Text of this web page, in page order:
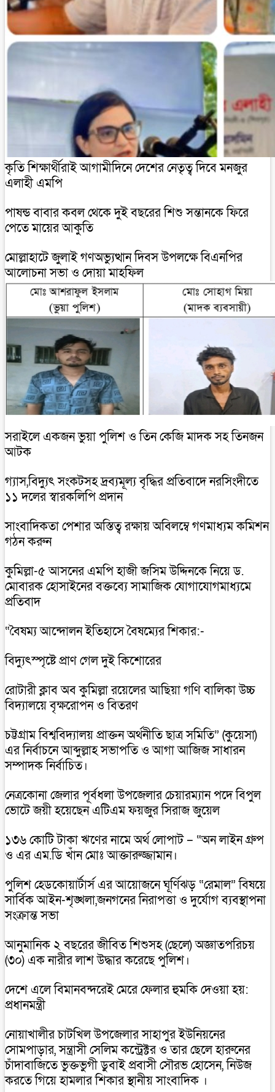
কৃতি শিক্ষার্থীরাই আগামীদিনে দেশের নেতৃত্ব দিবে মনজুর
এলাহী এমপি
পাষন্ড বাবার কবল থেকে দুই বছরের শিশু সন্তানকে ফিরে
পেতে মায়ের আকুতি
মোল্লাহাটে জুলাই গণঅভ্যুত্থান দিবস উপলক্ষে বিএনপির
আলোচনা সভা ও দোয়া মাহফিল
সরাইলে একজন ভুয়া পুলিশ ও তিন কেজি মাদক সহ তিনজন
আটক
গ্যাস,বিদ্যুৎ সংকটসহ দ্রব্যমূল্য বৃদ্ধির প্রতিবাদে নরসিংদীতে
১১ দলের স্বারকলিপি প্রদান
সাংবাদিকতা পেশার অস্তিত্ব রক্ষায় অবিলম্বে গণমাধ্যম কমিশন
গঠন করুন
কুমিল্লা-৫ আসনের এমপি হাজী জসিম উদ্দিনকে নিয়ে ড.
মোবারক হোসাইনের বক্তব্যে সামাজিক যোগাযোগমাধ্যমে
প্রতিবাদ
“বৈষম্য আন্দোলন ইতিহাসে বৈষম্যের শিকার:-
বিদ্যুৎস্পৃষ্টে প্রাণ গেল দুই কিশোরের
রোটারী ক্লাব অব কুমিল্লা রয়েলের আছিয়া গণি বালিকা উচ্চ
বিদ্যালয়ে বৃক্ষরোপন ও বিতরণ
চট্টগ্রাম বিশ্ববিদ্যালয় প্রাক্তন অর্থনীতি ছাত্র সমিতি” (কুয়েসা)
এর নির্বাচনে আব্দুল্লাহ সভাপতি ও আগা আজিজ সাধারন
সম্পাদক নির্বাচিত।
নেত্রকোনা জেলার পূর্বধলা উপজেলার চেয়ারম্যান পদে বিপুল
ভোটে জয়ী হয়েছেন এটিএম ফয়জুর সিরাজ জুয়েল
১৩৬ কোটি টাকা ঋণের নামে অর্থ লোপাট – “অন লাইন গ্রুপ
ও এর এম.ডি খাঁন মোঃ আক্তারুজ্জামান।
পুলিশ হেডকোয়ার্টার্স এর আয়োজনে ঘূর্ণিঝড় “রেমাল” বিষয়ে
সার্বিক আইন-শৃঙ্খলা,জনগনের নিরাপত্তা ও দুর্যোগ ব্যবস্থাপনা
সংক্রান্ত সভা
আনুমানিক ২ বছরের জীবিত শিশুসহ (ছেলে) অজ্ঞাতপরিচয়
(৩০) এক নারীর লাশ উদ্ধার করেছে পুলিশ।
দেশে এলে বিমানবন্দরেই মেরে ফেলার হুমকি দেওয়া হয়:
প্রধানমন্ত্রী
নোয়াখালীর চাটখিল উপজেলার সাহাপুর ইউনিয়নের
সোমপাড়ার, সন্ত্রাসী সেলিম কন্ট্রেক্টর ও তার ছেলে হারুনের
চাঁদাবাজিতে ভুক্তভুগী ডুবাই প্রবাসী সৌরভ হোসেন, নিউজ
করতে গিয়ে হামলার শিকার স্থানীয় সাংবাদিক ।